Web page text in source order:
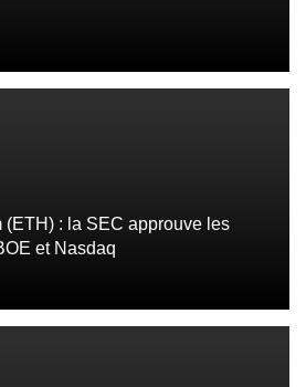
(ETH) : la SEC approuve les
et Nasdaq